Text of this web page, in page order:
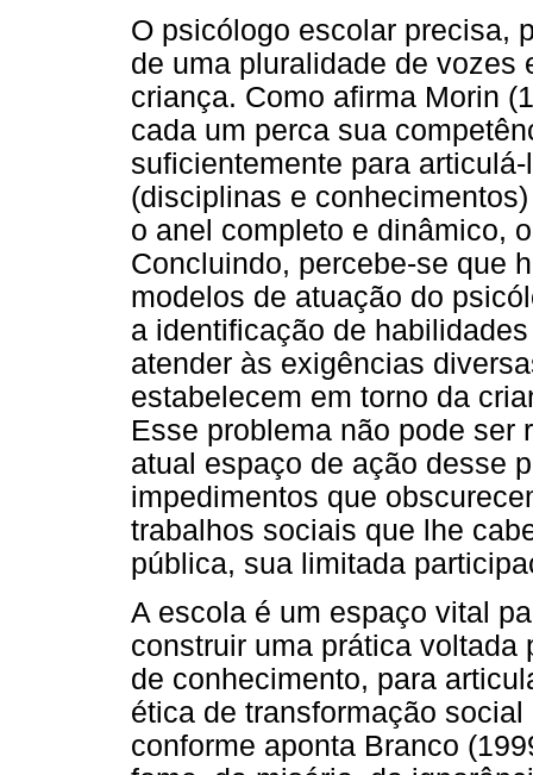
O psicólogo escolar precisa,
de uma pluralidade de vozes
criança. Como afirma Morin
cada um perca sua
suficientemente para
(disciplinas e
o anel completo e dinâmico,
Concluindo, percebe-se que
modelos de atuação do
a identificação de
atender às exigências
estabelecem em torno da
Esse problema não pode ser
atual espaço de ação desse
impedimentos que
trabalhos sociais que lhe
pública, sua limitada
A escola é um espaço vital
construir uma prática voltada
de conhecimento, para
ética de transformação
conforme aponta Branco